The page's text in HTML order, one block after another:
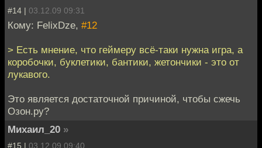
#14 | 03.12.09 09:31
Кому: FelixDze, #12
> Есть мнение, что геймеру всё-таки нужна игра, а
коробочки, буклетики, бантики, жетончики - это от
лукавого.
Это является достаточной причиной, чтобы сжечь
Озон.ру?
Михаил_20 »
#15 | 03.12.09 09:40